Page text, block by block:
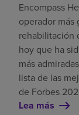
Encompass
operador más
rehabilitación
hoy que ha
más
lista de las
de Forbes
Lea más